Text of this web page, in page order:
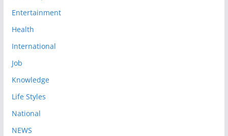
Entertainment
Health
International
Job
Knowledge
Life Styles
National
NEWS